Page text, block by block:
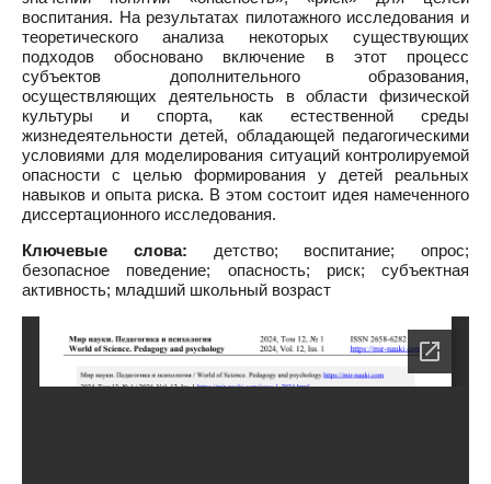
воспитания. На результатах пилотажного исследования и
теоретического анализа некоторых существующих
подходов обосновано включение в этот процесс
субъектов дополнительного образования,
осуществляющих деятельность в области физической
культуры и спорта, как естественной среды
жизнедеятельности детей, обладающей педагогическими
условиями для моделирования ситуаций контролируемой
опасности с целью формирования у детей реальных
навыков и опыта риска. В этом состоит идея намеченного
диссертационного исследования.
Ключевые слова: детство; воспитание; опрос;
безопасное поведение; опасность; риск; субъектная
активность; младший школьный возраст